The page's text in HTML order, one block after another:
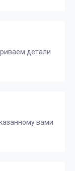
детали
вами